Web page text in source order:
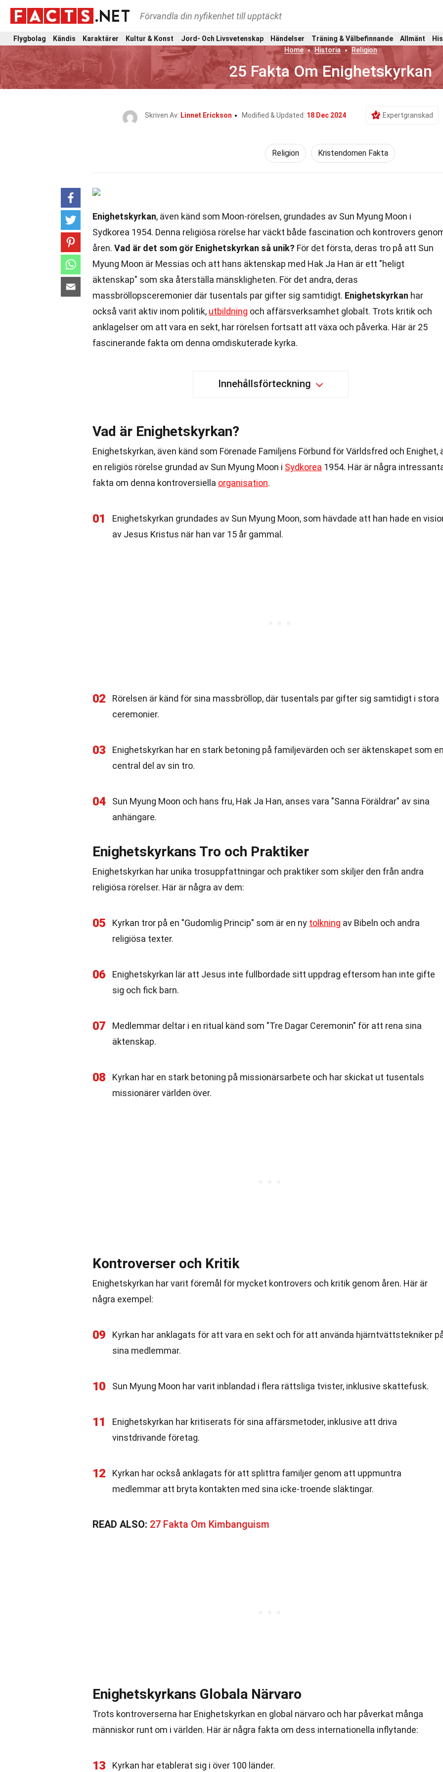
Förvandla din nyfikenhet till upptäckt
Flygbolag Kändis Karaktärer Kultur & Konst Jord- Och Livsvetenskap Händelser Träning & Välbefinnande Allmänt
Home
Historia Religion
25 Fakta Om Enighetskyrkan
Skriven Av: Linnet Erickson Modified & Updated: 18 Dec 2024 Expertgranskad
Religion Kristendomen Fakta
Enighetskyrkan, även känd som Moon-rörelsen, grundades av Sun Myung Moon i
Sydkorea 1954. Denna religiösa rörelse har väckt både fascination och kontrovers
åren. Vad är det som gör Enighetskyrkan så unik? För det första, deras tro på att Sun
Myung Moon är Messias och att hans äktenskap med Hak Ja Han är ett "heligt
äktenskap" som ska återställa mänskligheten. För det andra, deras
massbröllopsceremonier där tusentals par gifter sig samtidigt. Enighetskyrkan har
också varit aktiv inom politik, utbildning och affärsverksamhet globalt. Trots kritik och
anklagelser om att vara en sekt, har rörelsen fortsatt att växa och påverka. Här är 25
fascinerande fakta om denna omdiskuterade kyrka.
Innehållsförteckning
Vad är Enighetskyrkan?
Enighetskyrkan, även känd som Förenade Familjens Förbund för Världsfred och Enighet,
en religiös rörelse grundad av Sun Myung Moon i Sydkorea 1954. Här är några
fakta om denna kontroversiella organisation.
01
Enighetskyrkan grundades av Sun Myung Moon, som hävdade att han hade en
av Jesus Kristus när han var 15 år gammal.
02
Rörelsen är känd för sina massbröllop, där tusentals par gifter sig samtidigt i stora
ceremonier.
03
Enighetskyrkan har en stark betoning på familjevärden och ser äktenskapet som en
central del av sin tro.
04
Sun Myung Moon och hans fru, Hak Ja Han, anses vara "Sanna Föräldrar" av sina
anhängare.
Enighetskyrkans Tro och Praktiker
Enighetskyrkan har unika trosuppfattningar och praktiker som skiljer den från andra
religiösa rörelser. Här är några av dem:
05 Kyrkan tror på en "Gudomlig Princip" som är en ny tolkning av Bibeln och andra
religiösa texter.
06
Enighetskyrkan lär att Jesus inte fullbordade sitt uppdrag eftersom han inte gifte
sig och fick barn.
07
Medlemmar deltar i en ritual känd som "Tre Dagar Ceremonin" för att rena sina
äktenskap.
08
Kyrkan har en stark betoning på missionärsarbete och har skickat ut tusentals
missionärer världen över.
Kontroverser och Kritik
Enighetskyrkan har varit föremål för mycket kontrovers och kritik genom åren. Här är
några exempel:
09
Kyrkan har anklagats för att vara en sekt och för att använda hjärntvättstekniker
sina medlemmar.
10 Sun Myung Moon har varit inblandad i flera rättsliga tvister, inklusive skattefusk.
11
Enighetskyrkan har kritiserats för sina affärsmetoder, inklusive att driva
vinstdrivande företag.
12
Kyrkan har också anklagats för att splittra familjer genom att uppmuntra
medlemmar att bryta kontakten med sina icke-troende släktingar.
READ ALSO: 27 Fakta Om Kimbanguism
Enighetskyrkans Globala Närvaro
Trots kontroverserna har Enighetskyrkan en global närvaro och har påverkat många
människor runt om i världen. Här är några fakta om dess internationella inflytande:
13 Kyrkan har etablerat sig i över 100 länder.